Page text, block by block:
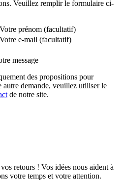
Veuillez remplir le formulaire ci-
Votre prénom (facultatif)
Votre e-mail (facultatif)
message
des propositions pour
autre demande, veuillez utiliser le
de notre site.
retours ! Vos idées nous aident à
votre temps et votre attention.